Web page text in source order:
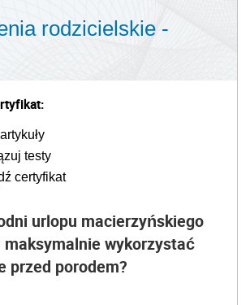
rodzicielskie -
testy
certyfikat
urlopu macierzyńskiego
maksymalnie wykorzystać
przed porodem?